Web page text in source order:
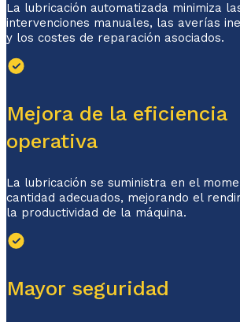
La lubricación automatizada minimiza
intervenciones manuales, las averías
y los costes de reparación asociados.
Mejora de la eficiencia
operativa
La lubricación se suministra en el
cantidad adecuados, mejorando el
la productividad de la máquina.
Mayor seguridad